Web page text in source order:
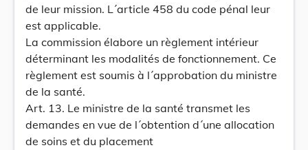
de leur mission. L´article 458 du code pénal leur
est applicable.
La commission élabore un règlement intérieur
déterminant les modalités de fonctionnement. Ce
règlement est soumis à l´approbation du ministre
de la santé.
Art. 13. Le ministre de la santé transmet les
demandes en vue de l´obtention d´une allocation
de soins et du placement